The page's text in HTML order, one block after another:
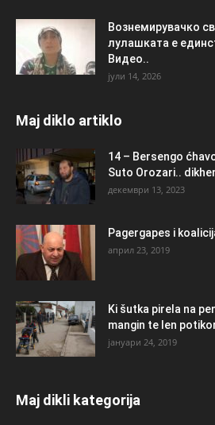
Вознемирувачко
лулашката е
Видео..
јули 14, 2026
Maj diklo artiklo
14 – Bersengo
Suto Orozari..
декември 13, 2023
Pagergapes i
април 23, 2019
Ki šutka pirela na
mangin te len
јануари 24, 2019
Maj dikli kategorija